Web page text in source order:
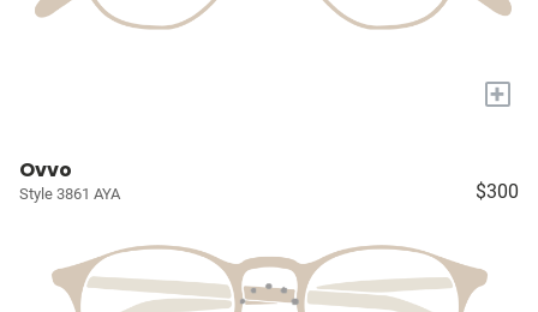
+
Ovvo
Style 3861 AYA $300